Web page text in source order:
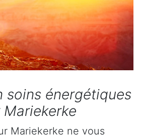
soins énergétiques
Mariekerke
Mariekerke ne vous